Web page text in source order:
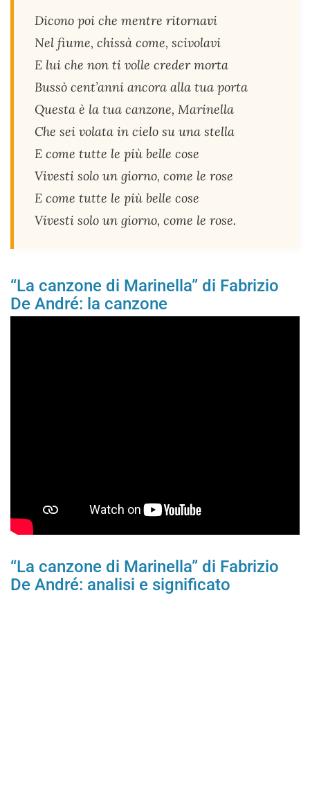
Dicono poi che mentre ritornavi
Nel fiume, chissà come, scivolavi
E lui che non ti volle creder morta
Bussò cent’anni ancora alla tua porta
Questa è la tua canzone, Marinella
Che sei volata in cielo su una stella
E come tutte le più belle cose
Vivesti solo un giorno, come le rose
E come tutte le più belle cose
Vivesti solo un giorno, come le rose.
“La canzone di Marinella” di Fabrizio
De André: la canzone
“La canzone di Marinella” di Fabrizio
De André: analisi e significato